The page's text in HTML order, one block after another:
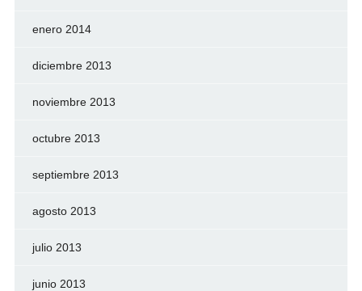
enero 2014
diciembre 2013
noviembre 2013
octubre 2013
septiembre 2013
agosto 2013
julio 2013
junio 2013